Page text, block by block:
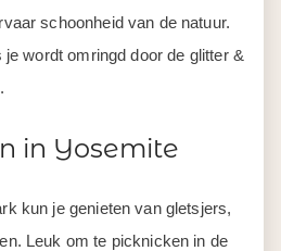
schoonheid van de natuur.
wordt omringd door de glitter &
in Yosemite
kun je genieten van gletsjers,
Leuk om te picknicken in de